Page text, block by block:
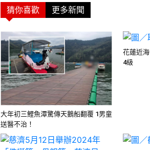
猜你喜歡 更多新聞
大年初三鯉魚潭驚傳天鵝船翻覆 1男童
送醫不治！
花蓮近
4級